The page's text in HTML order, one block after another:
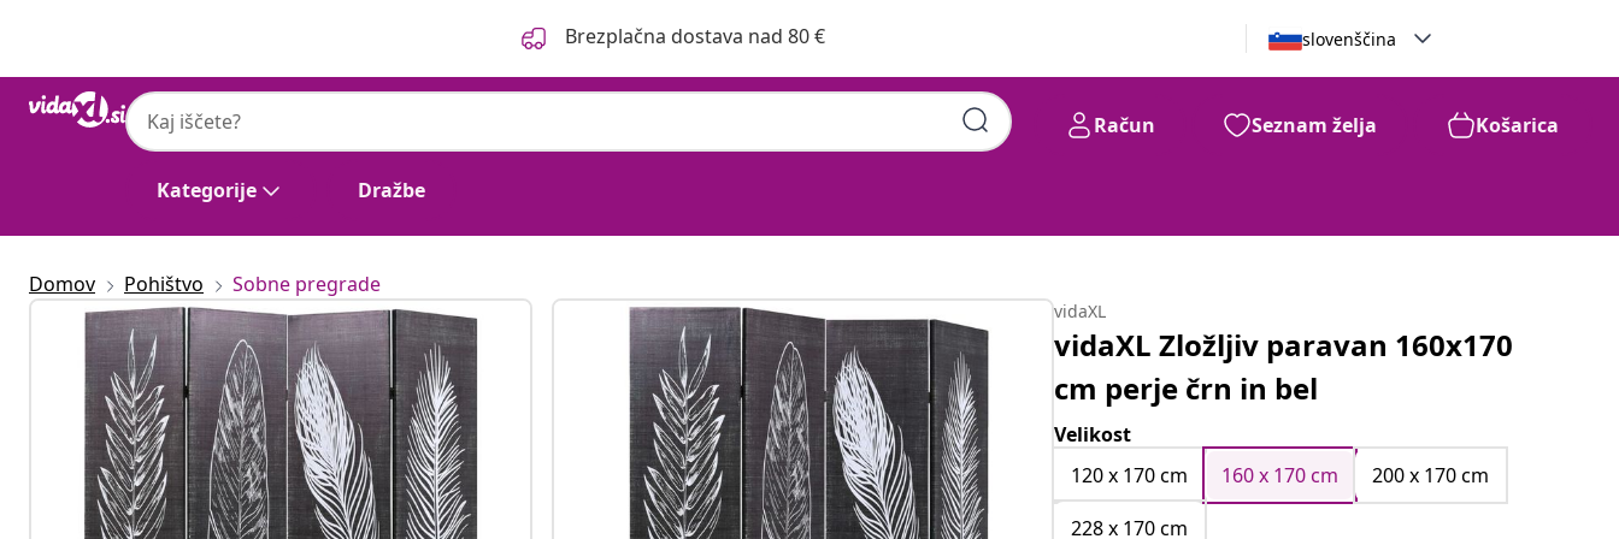
Brezplačna dostava nad 80 € slovenščina
Kategorije Dražbe
Račun Seznam želja Košarica
Domov Pohištvo Sobne pregrade
vidaXL
vidaXL Zložljiv paravan 160x170
cm perje črn in bel
Velikost
120 x 170 cm
160 x 170 cm
200 x 170 cm
228 x 170 cm